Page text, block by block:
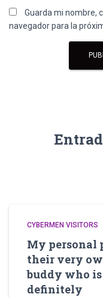
Guarda mi nombre,
navegador para la
CYBERMEN VISITORS
My personal
their very
buddy who
definitely